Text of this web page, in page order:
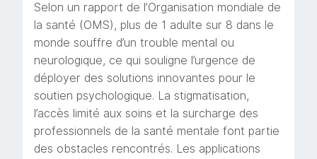
Selon un rapport de l’Organisation mondiale de
la santé (OMS), plus de 1 adulte sur 8 dans le
monde souffre d’un trouble mental ou
neurologique, ce qui souligne l’urgence de
déployer des solutions innovantes pour le
soutien psychologique. La stigmatisation,
l’accès limité aux soins et la surcharge des
professionnels de la santé mentale font partie
des obstacles rencontrés. Les applications